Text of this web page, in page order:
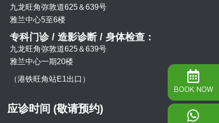
九龙旺角弥敦道625＆639号
雅兰中心5至6楼
专科门诊 / 造影诊断 / 身体检查：
九龙旺角弥敦道625＆639号
雅兰中心一期20楼
（港铁旺角站E1出口）
应诊时间 (敬请预约)
BOOK NOW